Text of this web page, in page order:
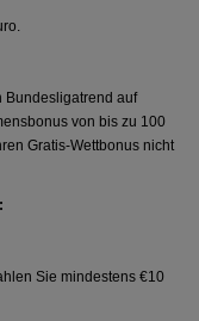
Bundesligatrend auf
von bis zu 100
Gratis-Wettbonus nicht
Sie mindestens €10